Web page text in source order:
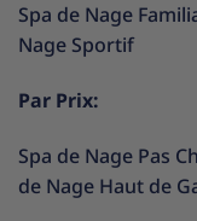
Spa de Nage
Nage Sportif
Par Prix:
Spa de Nage Pas
de Nage Haut de